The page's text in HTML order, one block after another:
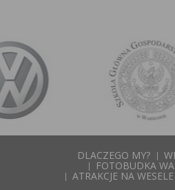
DLACZEGO MY?
FOTOBUDKA
ATRAKCJE NA WESELE